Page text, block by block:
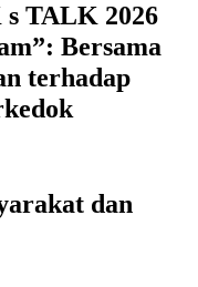
TALK 2026
Bersama
terhadap
dan